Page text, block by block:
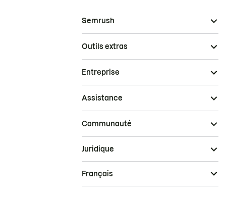
Semrush
Outils extras
Entreprise
Assistance
Communauté
Juridique
Français